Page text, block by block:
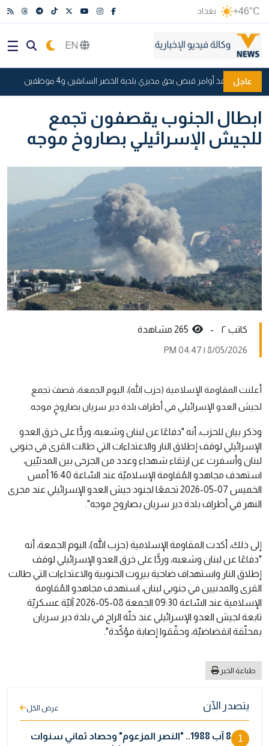
+46°C بغداد
عاجل
تنفذ أوامر قبض بحق مديري بلدية الخضر السابقين و4 موظفين
ابطال الجنوب يقصفون تجمع
للجيش الإسرائيلي بصاروخ موجه
کاتب ٢ -
8/05/2026 | 04:47 PM
أعلنت المقاومة الإسلامية (حزب الله)، اليوم الجمعة، قصفَ تجمع
لجيش العدو الإسرائيلي في أطراف بلدة دير سريان بصاروخٍ موجه.
وذكر بيان للحزب، أنه "دفاعًا عن لبنان وشعبه، وردًّا على خرق العدو
الإسرائيلي لوقف إطلاق النار والاعتداءات التي طالت القرى في جنوبي
لبنان وأسفرت عن ارتقاء شهداء وعدد من الجرحى بين المدنيّين،
استهدف مجاهدو المُقاومة الإسلاميّة عند السّاعة 16:40 أمس
الخميس 07-05-2026 تجمعًا لجنود جيش العدو الإسرائيلي عند مجرى
النهر في أطراف بلدة دير سريان بصاروخ موجه".
إلى ذلك، أكدت المقاومة الإسلامية (حزب الله)، اليوم الجمعة، أنه
"دفاعًا عن لبنان وشعبه، وردًّا على خرق العدو الإسرائيلي لوقف
إطلاق النار واستهداف ضاحية بيروت الجنوبية والاعتداءات التي طالت
القرى والمدنيين في جنوبي لبنان، استهدف مجاهدو المُقاومة
الإسلامية عند السّاعة 09:30 الجمعة 08-05-2026 آليّة عسكريّة
تابعة لجيش العدو الإسرائيلي عند خلّة الراج في بلدة دير سريان
بمحلّقة انقضاضيّة، وحقّقوا إصابة مؤكّدة".
طباعة الخبر
يتصدر الآن عرض الكل
1
8 آب 1988.. "النصر المزعوم" وحصاد ثماني سنوات